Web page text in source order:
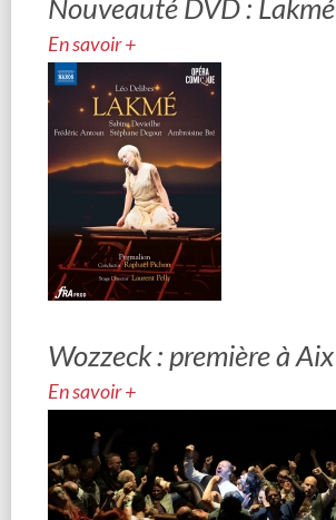
Nouveauté DVD : Lakmé
En savoir +
Wozzeck : première à Aix
En savoir +